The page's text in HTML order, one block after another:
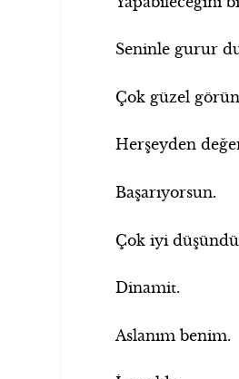
Seninle gurur
Çok güzel
Herşeyden
Başarıyorsun.
Çok iyi
Dinamit.
Aslanım benim.